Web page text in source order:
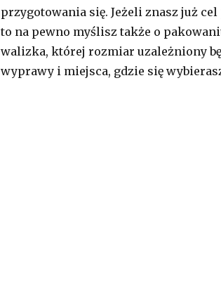
przygotowania się. Jeżeli znasz już
to na pewno myślisz także o
walizka, której rozmiar uzależniony
wyprawy i miejsca, gdzie się